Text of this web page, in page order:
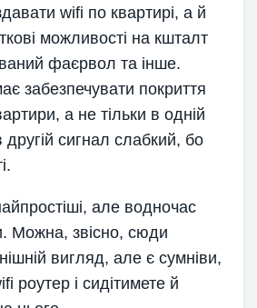
wifi по квартирі, а й
можливості на кшталт
фаєрвол та інше.
забезпечувати покриття
а не тільки в одній
другій сигнал слабкий, бо
але водночас
Можна, звісно, сюди
вигляд, але є сумніви,
роутер і сидітимете й